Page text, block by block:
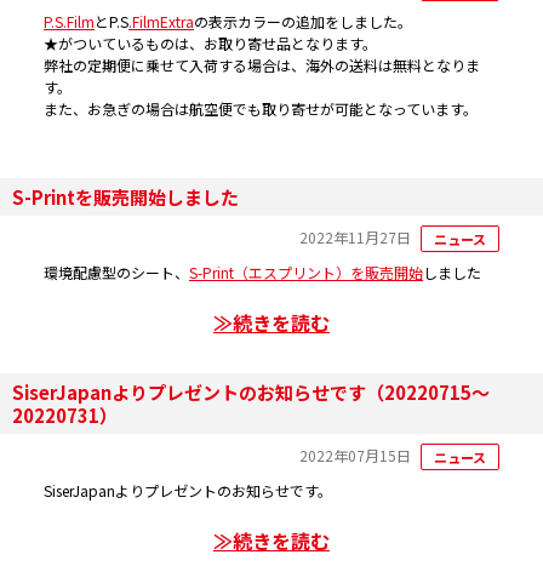
P.S.FilmとP.S.FilmExtraの表示カラーの追加をしました。
★がついているものは、お取り寄せ品となります。
弊社の定期便に乗せて入荷する場合は、海外の送料は無料となりま
す。
また、お急ぎの場合は航空便でも取り寄せが可能となっています。
S-Printを販売開始しました
2022年11月27日 ニュース
環境配慮型のシート、 S-Print（エスプリント）を販売開始しました
≫続きを読む
SiserJapanよりプレゼントのお知らせです（20220715～
20220731）
2022年07月15日 ニュース
SiserJapanよりプレゼントのお知らせです。
≫続きを読む